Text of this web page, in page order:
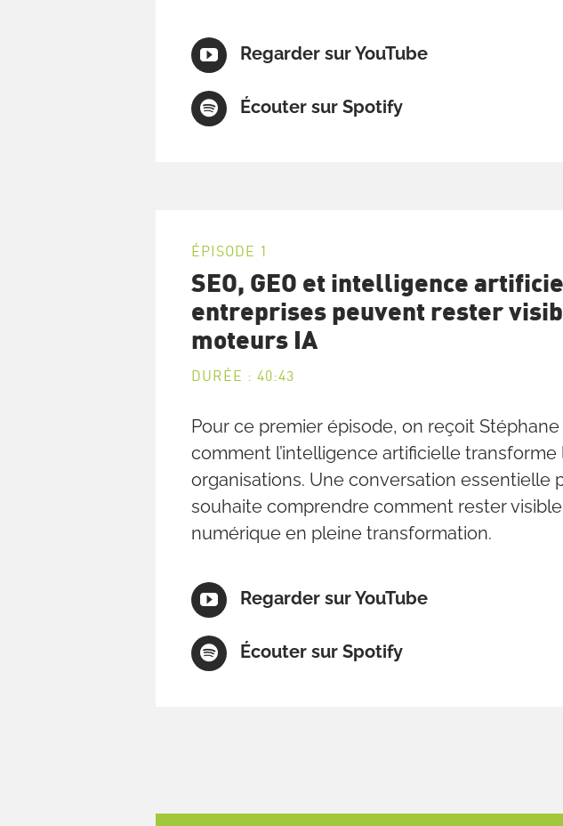
Regarder sur YouTube
Écouter sur Spotify
ÉPISODE 1
SEO, GEO et intelligence
entreprises peuvent rester
moteurs IA
DURÉE : 40:43
Pour ce premier épisode, on reçoit
comment l’intelligence artificielle transforme
organisations. Une conversation essentielle
souhaite comprendre comment rester
numérique en pleine transformation.
Regarder sur YouTube
Écouter sur Spotify